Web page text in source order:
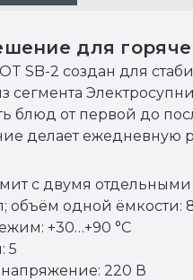
для
SB-2 создан для
сегмента
блюд от первой до
делает ежедневную
с двумя
объём одной ёмкости:
+30…+90 °C
5
напряжение: 220 В